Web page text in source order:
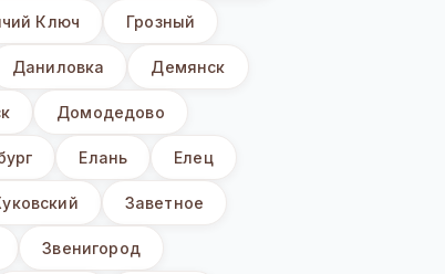
Ключ Грозный
Даниловка Демянск
Домодедово
Елань Елец
Заветное
Звенигород